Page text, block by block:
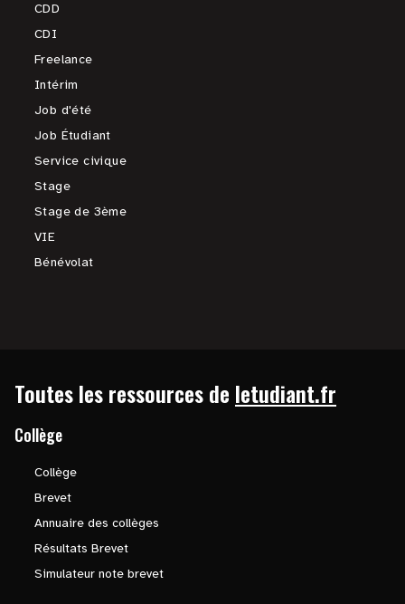
CDD
CDI
Freelance
Intérim
Job d'été
Job Étudiant
Service civique
Stage
Stage de 3ème
VIE
Bénévolat
Toutes les ressources de letudiant.fr
Collège
Collège
Brevet
Annuaire des collèges
Résultats Brevet
Simulateur note brevet